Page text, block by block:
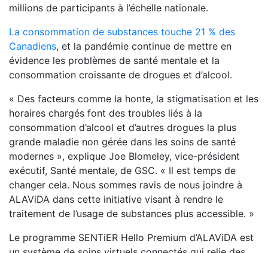
millions de participants à l’échelle nationale.
La consommation de substances touche 21 % des
Canadiens, et la pandémie continue de mettre en
évidence les problèmes de santé mentale et la
consommation croissante de drogues et d’alcool.
« Des facteurs comme la honte, la stigmatisation et les
horaires chargés font des troubles liés à la
consommation d’alcool et d’autres drogues la plus
grande maladie non gérée dans les soins de santé
modernes », explique Joe Blomeley, vice-président
exécutif, Santé mentale, de GSC. « Il est temps de
changer cela. Nous sommes ravis de nous joindre à
ALAViDA dans cette initiative visant à rendre le
traitement de l’usage de substances plus accessible. »
Le programme SENTiER Hello Premium d’ALAViDA est